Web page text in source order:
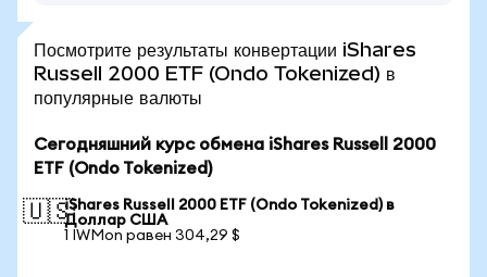
Посмотрите результаты конвертации iShares
Russell 2000 ETF (Ondo Tokenized) в
популярные валюты
Сегодняшний курс обмена iShares Russell 2000
ETF (Ondo Tokenized)
🇺🇸iShares Russell 2000 ETF (Ondo Tokenized) в
Доллар США
1 IWMon равен 304,29 $